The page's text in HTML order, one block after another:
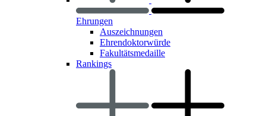
Ehrungen
Auszeichnungen
Ehrendoktorwürde
Fakultätsmedaille
Rankings